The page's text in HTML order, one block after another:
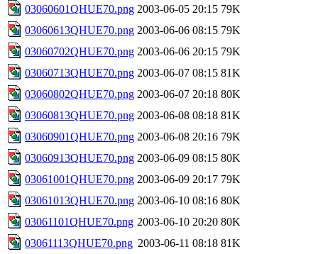
03060601QHUE70.png 2003-06-05 20:15 79K
03060613QHUE70.png 2003-06-06 08:15 79K
03060702QHUE70.png 2003-06-06 20:15 79K
03060713QHUE70.png 2003-06-07 08:15 81K
03060802QHUE70.png 2003-06-07 20:18 80K
03060813QHUE70.png 2003-06-08 08:18 81K
03060901QHUE70.png 2003-06-08 20:16 79K
03060913QHUE70.png 2003-06-09 08:15 80K
03061001QHUE70.png 2003-06-09 20:17 79K
03061013QHUE70.png 2003-06-10 08:16 80K
03061101QHUE70.png 2003-06-10 20:20 80K
03061113QHUE70.png 2003-06-11 08:18 81K